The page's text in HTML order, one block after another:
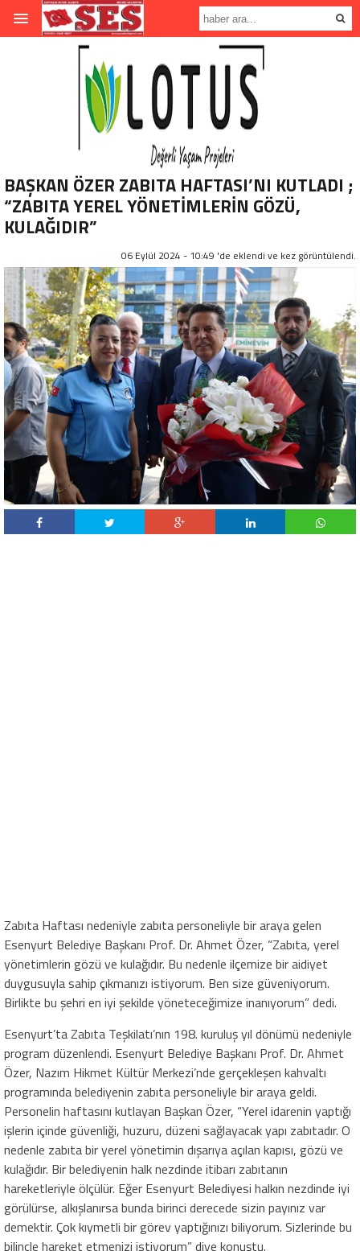
BAŞKAN ÖZER ZABITA HAFTASI’NI KUTLADI ;
“ZABITA YEREL YÖNETİMLERİN GÖZÜ,
KULAĞIDIR”
06 Eylül 2024 - 10:49 'de eklendi ve kez görüntülendi.
Zabıta Haftası nedeniyle zabıta personeliyle bir araya gelen
Esenyurt Belediye Başkanı Prof. Dr. Ahmet Özer, “Zabıta, yerel
yönetimlerin gözü ve kulağıdır. Bu nedenle ilçemize bir aidiyet
duygusuyla sahip çıkmanızı istiyorum. Ben size güveniyorum.
Birlikte bu şehri en iyi şekilde yöneteceğimize inanıyorum” dedi.
Esenyurt’ta Zabıta Teşkilatı’nın 198. kuruluş yıl dönümü nedeniyle
program düzenlendi. Esenyurt Belediye Başkanı Prof. Dr. Ahmet
Özer, Nazım Hikmet Kültür Merkezi’nde gerçekleşen kahvaltı
programında belediyenin zabıta personeliyle bir araya geldi.
Personelin haftasını kutlayan Başkan Özer, “Yerel idarenin yaptığı
işlerin içinde güvenliği, huzuru, düzeni sağlayacak yapı zabıtadır. O
nedenle zabıta bir yerel yönetimin dışarıya açılan kapısı, gözü ve
kulağıdır. Bir belediyenin halk nezdinde itibarı zabıtanın
hareketleriyle ölçülür. Eğer Esenyurt Belediyesi halkın nezdinde iyi
görülürse, alkışlanırsa bunda birinci derecede sizin payınız var
demektir. Çok kıymetli bir görev yaptığınızı biliyorum. Sizlerinde bu
bilinçle hareket etmenizi istiyorum” diye konuştu.